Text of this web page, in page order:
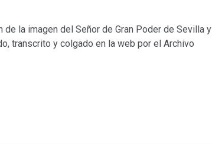
la imagen del Señor de Gran Poder de Sevilla y
transcrito y colgado en la web por el Archivo